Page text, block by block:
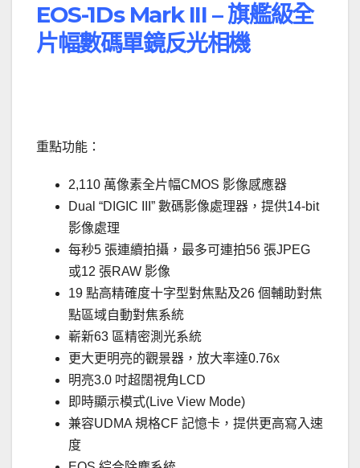
EOS-1Ds Mark III – 旗艦級全
片幅數碼單鏡反光相機
重點功能：
2,110 萬像素全片幅CMOS 影像感應器
Dual “DIGIC III” 數碼影像處理器，提供14-bit
影像處理
每秒5 張連續拍攝，最多可連拍56 張JPEG
或12 張RAW 影像
19 點高精確度十字型對焦點及26 個輔助對焦
點區域自動對焦系統
嶄新63 區精密測光系統
更大更明亮的觀景器，放大率達0.76x
明亮3.0 吋超闊視角LCD
即時顯示模式(Live View Mode)
兼容UDMA 規格CF 記憶卡，提供更高寫入速
度